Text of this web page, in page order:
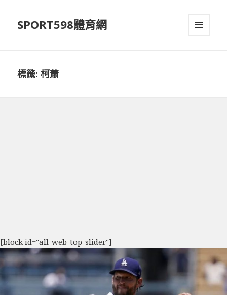
SPORT598體育網
標籤:柯蕭
[block id="all-web-top-slider"]